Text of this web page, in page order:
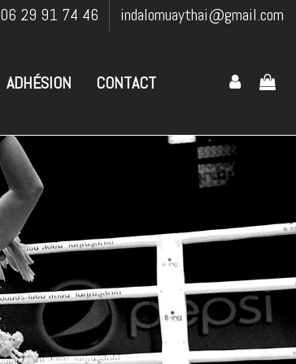
06 29 91 74 46 indalomuaythai@gmail.com
ADHÉSION CONTACT